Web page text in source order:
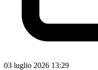
03 luglio 2026 13:29